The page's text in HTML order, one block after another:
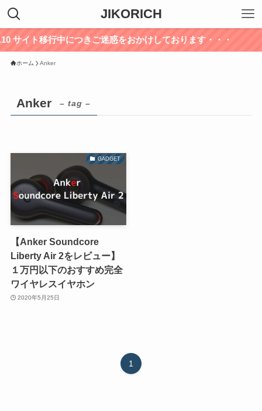
JIKORICH
サイト移行中につきご迷惑をおかけしております・・・
ホーム Anker
Anker – tag –
GADGET
【Anker Soundcore
Liberty Air 2をレビュー】
１万円以下のおすすめ完全
ワイヤレスイヤホン
2020年5月25日
1